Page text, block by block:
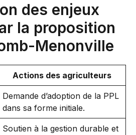
des enjeux
la proposition
Menonville
Actions des agriculteurs
Demande d’adoption de la PPL
dans sa forme initiale.
Soutien à la gestion durable et